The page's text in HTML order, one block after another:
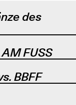
des
AM FUSS
BBFF